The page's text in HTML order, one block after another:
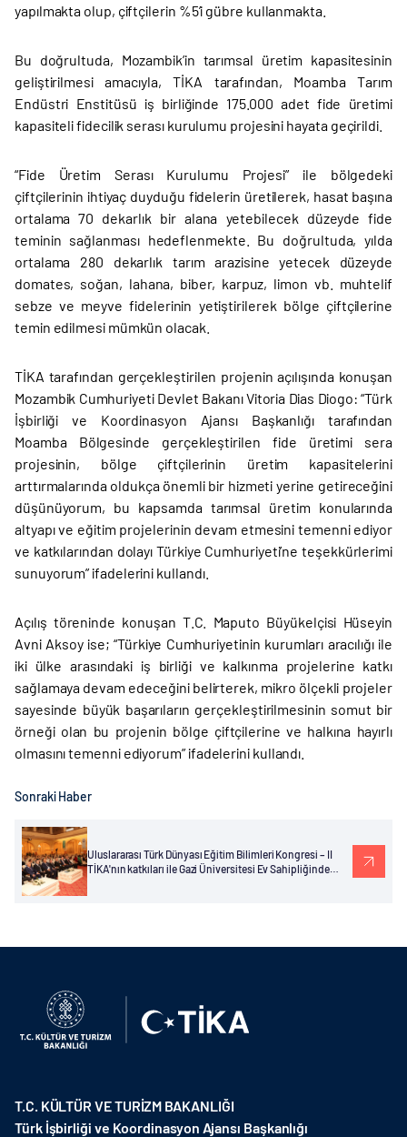
yapılmakta olup, çiftçilerin %5’i gübre kullanmakta.
Bu doğrultuda, Mozambik’in tarımsal üretim kapasitesinin
geliştirilmesi amacıyla, TİKA tarafından, Moamba Tarım
Endüstri Enstitüsü iş birliğinde 175.000 adet fide üretimi
kapasiteli fidecilik serası kurulumu projesini hayata geçirildi.
“Fide Üretim Serası Kurulumu Projesi” ile bölgedeki
çiftçilerinin ihtiyaç duyduğu fidelerin üretilerek, hasat başına
ortalama 70 dekarlık bir alana yetebilecek düzeyde fide
teminin sağlanması hedeflenmekte. Bu doğrultuda, yılda
ortalama 280 dekarlık tarım arazisine yetecek düzeyde
domates, soğan, lahana, biber, karpuz, limon vb. muhtelif
sebze ve meyve fidelerinin yetiştirilerek bölge çiftçilerine
temin edilmesi mümkün olacak.
TİKA tarafından gerçekleştirilen projenin açılışında konuşan
Mozambik Cumhuriyeti Devlet Bakanı Vitoria Dias Diogo: “Türk
İşbirliği ve Koordinasyon Ajansı Başkanlığı tarafından
Moamba Bölgesinde gerçekleştirilen fide üretimi sera
projesinin, bölge çiftçilerinin üretim kapasitelerini
arttırmalarında oldukça önemli bir hizmeti yerine getireceğini
düşünüyorum, bu kapsamda tarımsal üretim konularında
altyapı ve eğitim projelerinin devam etmesini temenni ediyor
ve katkılarından dolayı Türkiye Cumhuriyeti’ne teşekkürlerimi
sunuyorum” ifadelerini kullandı.
Açılış töreninde konuşan T.C. Maputo Büyükelçisi Hüseyin
Avni Aksoy ise; “Türkiye Cumhuriyetinin kurumları aracılığı ile
iki ülke arasındaki iş birliği ve kalkınma projelerine katkı
sağlamaya devam edeceğini belirterek, mikro ölçekli projeler
sayesinde büyük başarıların gerçekleştirilmesinin somut bir
örneği olan bu projenin bölge çiftçilerine ve halkına hayırlı
olmasını temenni ediyorum” ifadelerini kullandı.
Sonraki Haber
Uluslararası Türk Dünyası Eğitim Bilimleri Kongresi – II
TİKA'nın katkıları ile Gazi Üniversitesi Ev Sahipliğinde
T.C. KÜLTÜR VE TURİZM BAKANLIĞI
Türk İşbirliği ve Koordinasyon Ajansı Başkanlığı